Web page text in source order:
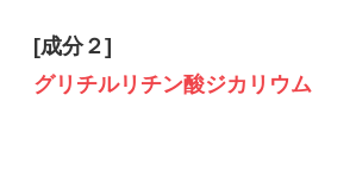
[成分２]
グリチルリチン酸ジカリウム